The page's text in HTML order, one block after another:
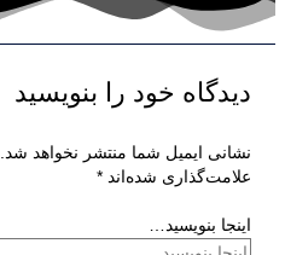
دیدگاه‌ خود را بنویسید
نشانی ایمیل شما منتشر نخواهد شد.
علامت‌گذاری شده‌اند *
اینجا بنویسید…